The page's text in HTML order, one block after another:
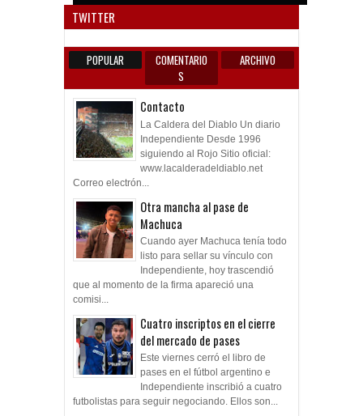
TWITTER
POPULAR
COMENTARIO
S
ARCHIVO
Contacto
La Caldera del Diablo Un diario
Independiente Desde 1996
siguiendo al Rojo Sitio oficial:
www.lacalderadeldiablo.net
Correo electrón...
Otra mancha al pase de
Machuca
Cuando ayer Machuca tenía todo
listo para sellar su vínculo con
Independiente, hoy trascendió
que al momento de la firma apareció una
comisi...
Cuatro inscriptos en el cierre
del mercado de pases
Este viernes cerró el libro de
pases en el fútbol argentino e
Independiente inscribió a cuatro
futbolistas para seguir negociando. Ellos son...